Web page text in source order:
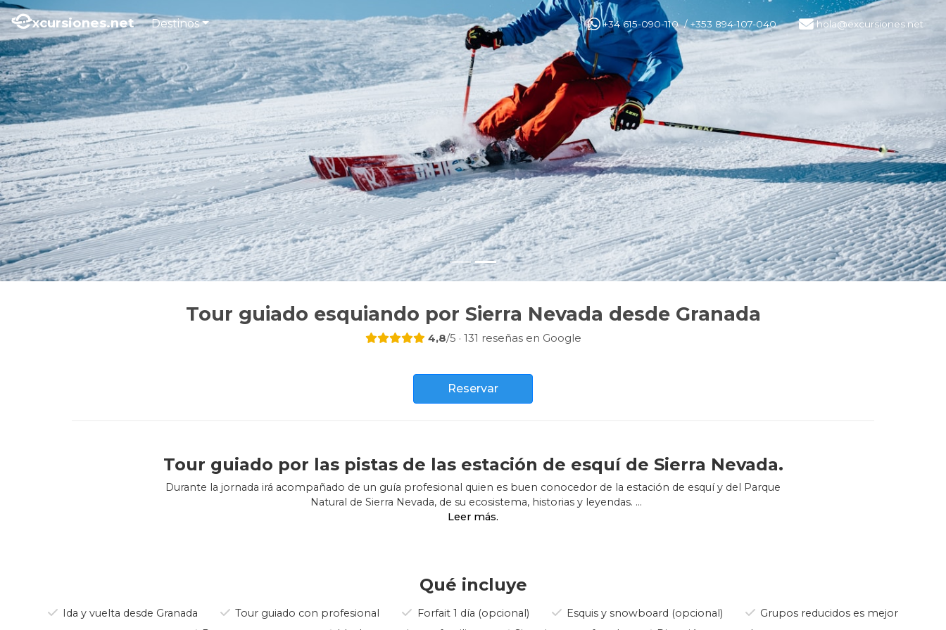
xcursiones.net Destinos +34 615-090-110 / +353 894-107-040 hola@excursiones.net
Tour guiado esquiando por Sierra Nevada desde Granada
4,8/5 · 131 reseñas en Google
Reservar
Tour guiado por las pistas de las estación de esquí de Sierra Nevada.
Durante la jornada irá acompañado de un guía profesional quien es buen conocedor de la estación de esquí y del Parque
Natural de Sierra Nevada, de su ecosistema, historias y leyendas.
paisajistica y del patrimonio natural y cultural.
posibilidades también evitar los picos de mayor afluencia de esquiadores en las zonas/remontes, su guía conoce las
Qué incluye
Ida y vuelta desde Granada Tour guiado con profesional Forfait 1 día (opcional) Esquis y snowboard (opcional)
Grupos reducidos es mejor